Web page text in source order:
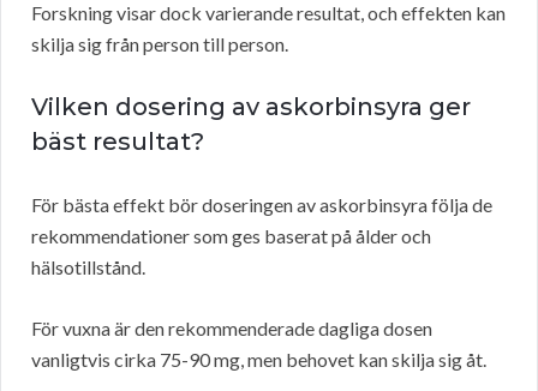
Forskning visar dock varierande resultat, och effekten kan
skilja sig från person till person.
Vilken dosering av askorbinsyra ger
bäst resultat?
För bästa effekt bör doseringen av askorbinsyra följa de
rekommendationer som ges baserat på ålder och
hälsotillstånd.
För vuxna är den rekommenderade dagliga dosen
vanligtvis cirka 75-90 mg, men behovet kan skilja sig åt.